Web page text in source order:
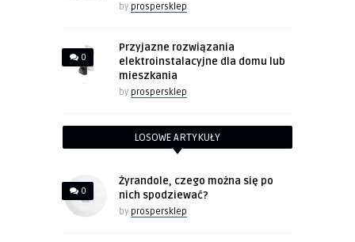
by prospersklep
0
Przyjazne rozwiązania
elektroinstalacyjne dla domu lub
mieszkania
by prospersklep
LOSOWE ARTYKUŁY
0
Żyrandole, czego można się po
nich spodziewać?
by prospersklep